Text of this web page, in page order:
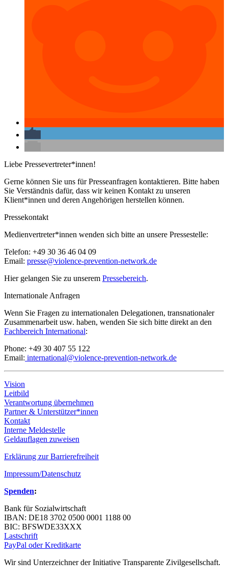
Liebe Pressevertreter*innen!
Gerne können Sie uns für Presseanfragen kontaktieren. Bitte haben
Sie Verständnis dafür, dass wir keinen Kontakt zu unseren
Klient*innen und deren Angehörigen herstellen können.
Pressekontakt
Medienvertreter*innen wenden sich bitte an unsere Pressestelle:
Telefon: +49 30 36 46 04 09
Email: presse@violence-prevention-network.de
Hier gelangen Sie zu unserem Pressebereich.
Internationale Anfragen
Wenn Sie Fragen zu internationalen Delegationen, transnationaler
Zusammenarbeit usw. haben, wenden Sie sich bitte direkt an den
Fachbereich International:
Phone: +49 30 407 55 122
Email: international@violence-prevention-network.de
Vision
Leitbild
Verantwortung übernehmen
Partner & Unterstützer*innen
Kontakt
Interne Meldestelle
Geldauflagen zuweisen
Erklärung zur Barrierefreiheit
Impressum/Datenschutz
Spenden:
Bank für Sozialwirtschaft
IBAN: DE18 3702 0500 0001 1188 00
BIC: BFSWDE33XXX
Lastschrift
PayPal oder Kreditkarte
Wir sind Unterzeichner der Initiative Transparente Zivilgesellschaft.